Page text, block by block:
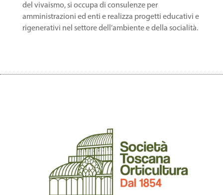
del vivaismo, si occupa di consulenze per
amministrazioni ed enti e realizza progetti educativi e
rigenerativi nel settore dell’ambiente e della socialità.